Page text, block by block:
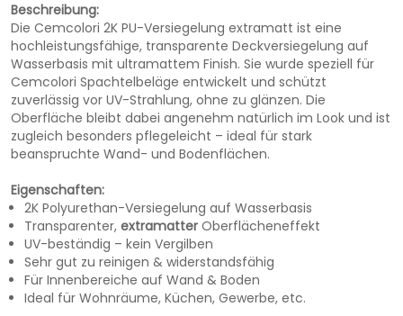
Beschreibung:
Die Cemcolori 2K PU-Versiegelung extramatt ist eine
hochleistungsfähige, transparente Deckversiegelung auf
Wasserbasis mit ultramattem Finish. Sie wurde speziell für
Cemcolori Spachtelbeläge entwickelt und schützt
zuverlässig vor UV-Strahlung, ohne zu glänzen. Die
Oberfläche bleibt dabei angenehm natürlich im Look und ist
zugleich besonders pflegeleicht – ideal für stark
beanspruchte Wand- und Bodenflächen.
Eigenschaften:
2K Polyurethan-Versiegelung auf Wasserbasis
Transparenter, extramatter Oberflächeneffekt
UV-beständig – kein Vergilben
Sehr gut zu reinigen & widerstandsfähig
Für Innenbereiche auf Wand & Boden
Ideal für Wohnräume, Küchen, Gewerbe, etc.